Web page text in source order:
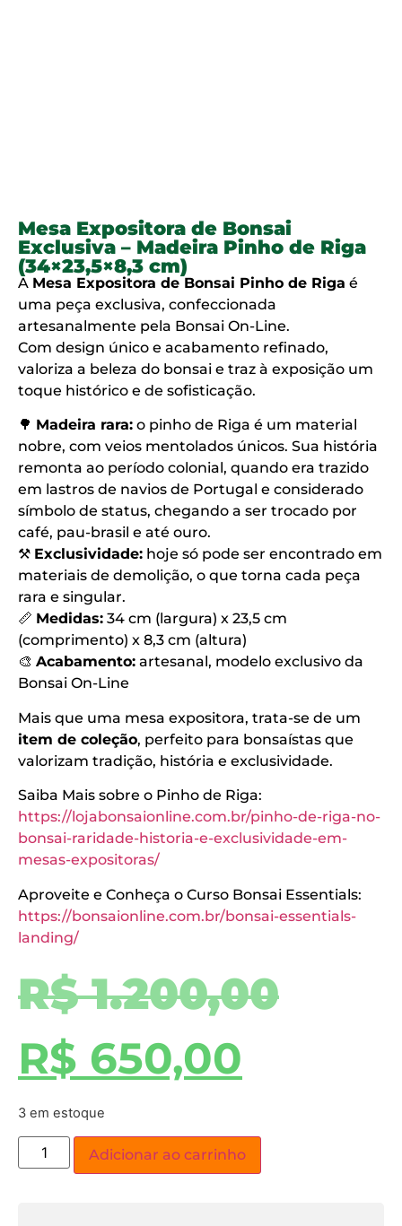
Mesa Expositora de Bonsai
Exclusiva – Madeira Pinho de Riga
(34×23,5×8,3 cm)
A Mesa Expositora de Bonsai Pinho de Riga é
uma peça exclusiva, confeccionada
artesanalmente pela Bonsai On-Line.
Com design único e acabamento refinado,
valoriza a beleza do bonsai e traz à exposição um
toque histórico e de sofisticação.
🌳 Madeira rara: o pinho de Riga é um material
nobre, com veios mentolados únicos. Sua história
remonta ao período colonial, quando era trazido
em lastros de navios de Portugal e considerado
símbolo de status, chegando a ser trocado por
café, pau-brasil e até ouro.
⚒️ Exclusividade: hoje só pode ser encontrado em
materiais de demolição, o que torna cada peça
rara e singular.
📏 Medidas: 34 cm (largura) x 23,5 cm
(comprimento) x 8,3 cm (altura)
🎨 Acabamento: artesanal, modelo exclusivo da
Bonsai On-Line
Mais que uma mesa expositora, trata-se de um
item de coleção, perfeito para bonsaístas que
valorizam tradição, história e exclusividade.
Saiba Mais sobre o Pinho de Riga:
https://lojabonsaionline.com.br/pinho-de-riga-no-
bonsai-raridade-historia-e-exclusividade-em-
mesas-expositoras/
Aproveite e Conheça o Curso Bonsai Essentials:
https://bonsaionline.com.br/bonsai-essentials-
landing/
R$1.200,00
R$ 650,00
3 em estoque
Adicionar ao carrinho